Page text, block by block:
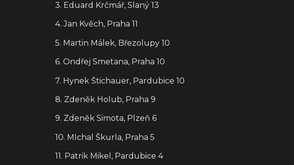
3. Eduard Krčmář, Slaný 13
4. Jan Kvěch, Praha 11
5. Martin Málek, Březolupy 10
6. Ondřej Smetana, Praha 10
7. Hynek Štichauer, Pardubice 10
8. Zdeněk Holub, Praha 9
9. Zdeněk Simota, Plzeň 6
10. MIchal Škurla, Praha 5
11. Patrik Mikel, Pardubice 4